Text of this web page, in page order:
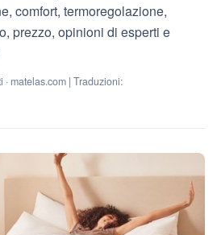
comfort, termoregolazione,
prezzo, opinioni di esperti e
· matelas.com | Traduzioni: